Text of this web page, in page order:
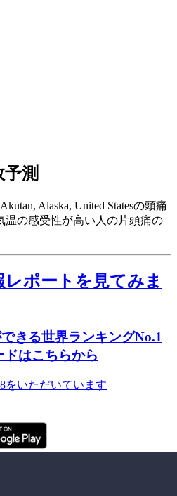
測
Alaska, United Statesの頭痛
温の感受性が高い人の片頭痛の
ポートを見てみま
きる世界ランキングNo.1
はこちらから
をいただいています